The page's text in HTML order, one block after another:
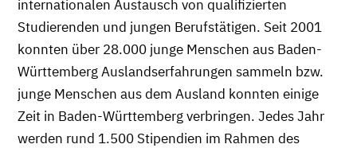
internationalen Austausch von qualifizierten
Studierenden und jungen Berufstätigen. Seit 2001
konnten über 28.000 junge Menschen aus Baden-
Württemberg Auslandserfahrungen sammeln bzw.
junge Menschen aus dem Ausland konnten einige
Zeit in Baden-Württemberg verbringen. Jedes Jahr
werden rund 1.500 Stipendien im Rahmen des